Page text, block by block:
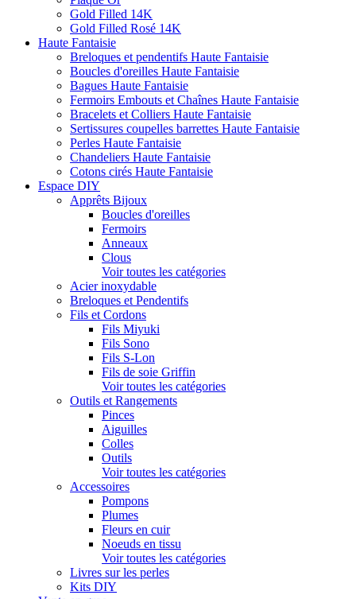
Gold Filled 14K
Gold Filled Rosé 14K
Haute Fantaisie
Breloques et pendentifs Haute Fantaisie
Boucles d'oreilles Haute Fantaisie
Bagues Haute Fantaisie
Fermoirs Embouts et Chaînes Haute Fantaisie
Bracelets et Colliers Haute Fantaisie
Sertissures coupelles barrettes Haute Fantaisie
Perles Haute Fantaisie
Chandeliers Haute Fantaisie
Cotons cirés Haute Fantaisie
Espace DIY
Apprêts Bijoux
Boucles d'oreilles
Fermoirs
Anneaux
Clous
Voir toutes les catégories
Acier inoxydable
Breloques et Pendentifs
Fils et Cordons
Fils Miyuki
Fils Sono
Fils S-Lon
Fils de soie Griffin
Voir toutes les catégories
Outils et Rangements
Pinces
Aiguilles
Colles
Outils
Voir toutes les catégories
Accessoires
Pompons
Plumes
Fleurs en cuir
Noeuds en tissu
Voir toutes les catégories
Livres sur les perles
Kits DIY